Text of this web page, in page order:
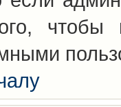
чтобы